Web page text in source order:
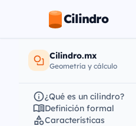
Cilindro
Cilindro.mx
Geometría y cálculo
¿Qué es un cilindro?
Definición formal
Características